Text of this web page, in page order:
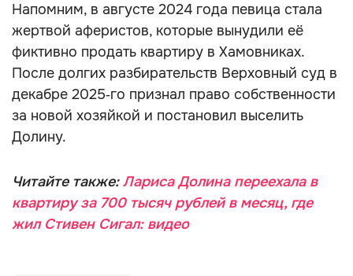
Напомним, в августе 2024 года певица стала
жертвой аферистов, которые вынудили её
фиктивно продать квартиру в Хамовниках.
После долгих разбирательств Верховный суд в
декабре 2025‑го признал право собственности
за новой хозяйкой и постановил выселить
Долину.
Читайте также:Лариса Долина переехала в
квартиру за 700 тысяч рублей в месяц, где
жил Стивен Сигал: видео